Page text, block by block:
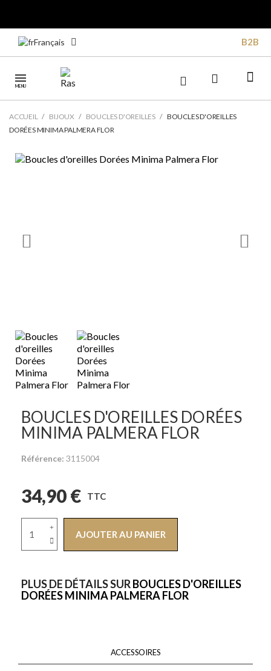
Français B2B
MENU
ACCUEIL BIJOUX BOUCLES D'OREILLES
BOUCLES D'OREILLES
DORÉES MINIMA PALMERA FLOR
BOUCLES D'OREILLES DORÉES
MINIMA PALMERA FLOR
Référence 3115004
34,90 € TTC
AJOUTER AU PANIER
PLUS DE DÉTAILS SURBOUCLES D'OREILLES
DORÉES MINIMA PALMERA FLOR
ACCESSOIRES